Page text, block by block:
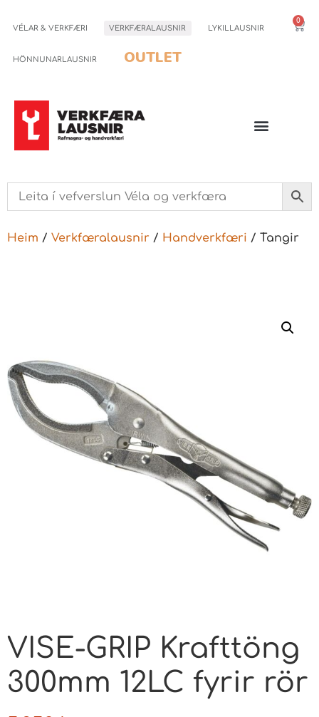
VÉLAR & VERKFÆRI VERKFÆRALAUSNIR LYKILLAUSNIR
HÖNNUNARLAUSNIR OUTLET
0
Heim / Verkfæralausnir / Handverkfæri / Tangir
VISE-GRIP Krafttöng
300mm 12LC fyrir rör